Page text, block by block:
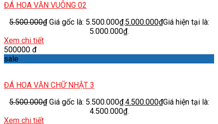
ĐÁ HOA VĂN VUÔNG 02
5.500.000₫ Giá gốc là: 5.500.000₫.5.000.000₫Giá hiện tại là:
5.000.000₫.
Xem chi tiết
500000 đ
sale
ĐÁ HOA VĂN CHỮ NHẬT 3
5.500.000₫ Giá gốc là: 5.500.000₫.4.500.000₫Giá hiện tại là:
4.500.000₫.
Xem chi tiết